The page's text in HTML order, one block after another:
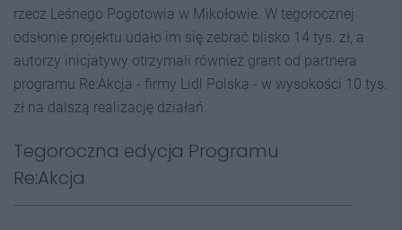
rzecz Leśnego Pogotowia w Mikołowie. W tegorocznej
odsłonie projektu udało im się zebrać blisko 14 tys. zł, a
autorzy inicjatywy otrzymali również grant od partnera
programu Re:Akcja - firmy Lidl Polska - w wysokości 10 tys.
zł na dalszą realizację działań.
Tegoroczna edycja Programu
Re:Akcja